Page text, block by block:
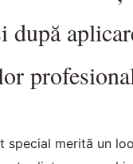
după
special merită un